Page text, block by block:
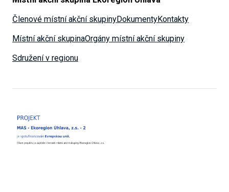
Členové místní akční skupinyDokumentyKontakty
Místní akční skupinaOrgány místní akční skupiny
Sdružení v regionu